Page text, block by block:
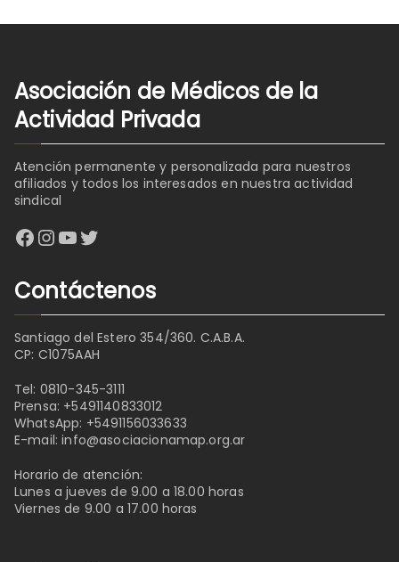
Asociación de Médicos de la
Actividad Privada
Atención permanente y personalizada para nuestros
afiliados y todos los interesados en nuestra actividad
sindical
Facebook
Instagram
YouTube
Twitter
Contáctenos
Santiago del Estero 354/360. C.A.B.A.
CP: C1075AAH
Tel: 0810-345-3111
Prensa: +5491140833012
WhatsApp: +5491156033633
E-mail:info@asociacionamap.org.ar
Horario de atención:
Lunes a jueves de 9.00 a 18.00 horas
Viernes de 9.00 a 17.00 horas